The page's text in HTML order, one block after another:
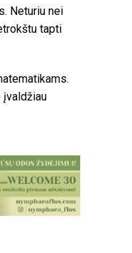
Neturiu nei
tapti